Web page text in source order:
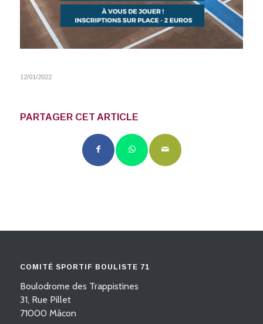
12/01/2022
PARTAGER CET ARTICLE
COMITÉ SPORTIF BOULISTE 71
Boulodrome des Trappistines
31, Rue Pillet
71000 Mâcon